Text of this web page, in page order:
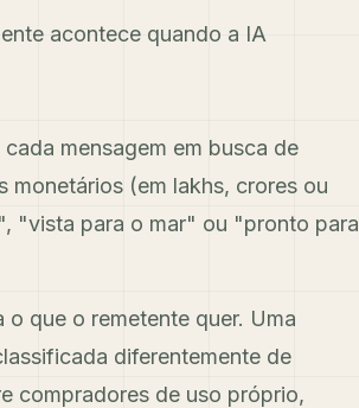
acontece quando a IA
cada mensagem em busca de
monetários (em lakhs, crores ou
"vista para o mar" ou "pronto para
que o remetente quer. Uma
diferentemente de
compradores de uso próprio,